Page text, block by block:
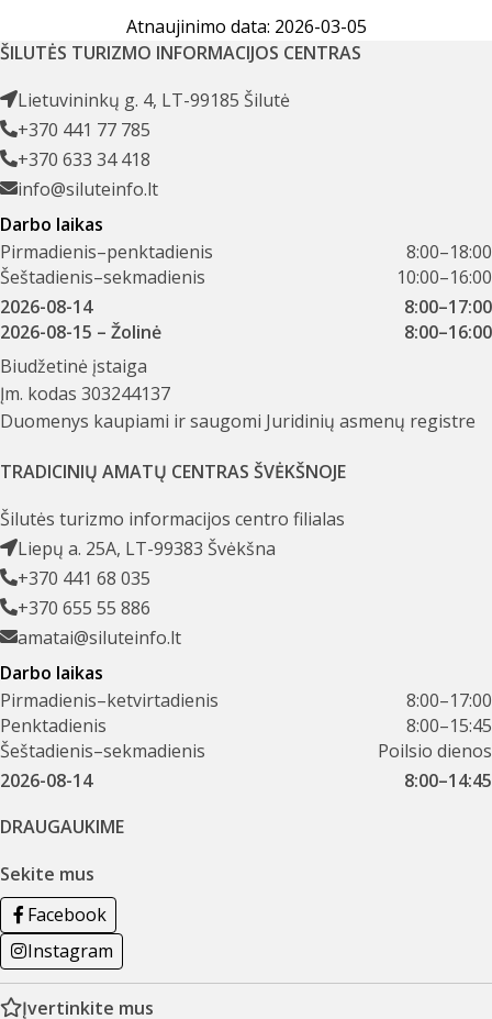
Atnaujinimo data: 2026-03-05
ŠILUTĖS TURIZMO INFORMACIJOS CENTRAS
Lietuvininkų g. 4, LT-99185 Šilutė
+370 441 77 785
+370 633 34 418
info@siluteinfo.lt
Darbo laikas
Pirmadienis–penktadienis
8:00–18:00
Šeštadienis–sekmadienis
10:00–16:00
2026-08-14
8:00–17:00
2026-08-15 – Žolinė
8:00–16:00
Biudžetinė įstaiga
Įm. kodas 303244137
Duomenys kaupiami ir saugomi Juridinių asmenų registre
TRADICINIŲ AMATŲ CENTRAS ŠVĖKŠNOJE
Šilutės turizmo informacijos centro filialas
Liepų a. 25A, LT-99383 Švėkšna
+370 441 68 035
+370 655 55 886
amatai@siluteinfo.lt
Darbo laikas
Pirmadienis–ketvirtadienis
8:00–17:00
Penktadienis
8:00–15:45
Šeštadienis–sekmadienis
Poilsio dienos
2026-08-14
8:00–14:45
DRAUGAUKIME
Sekite mus
Facebook
Instagram
Įvertinkite mus